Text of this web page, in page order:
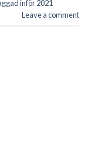
inför 2021
Leave a comment